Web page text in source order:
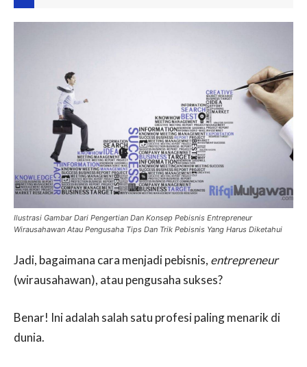
Ilustrasi Gambar Dari Pengertian Dan Konsep Pebisnis Entrepreneur
Wirausahawan Atau Pengusaha Tips Dan Trik Pebisnis Yang Harus Diketahui
Jadi, bagaimana cara menjadi pebisnis, entrepreneur
(wirausahawan), atau pengusaha sukses?
Benar! Ini adalah salah satu profesi paling menarik di
dunia.